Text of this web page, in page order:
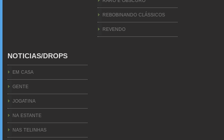
REBOBINANDO CLÁSSICOS
REVENDO
NOTICIAS/DROPS
EM CASA
GENTE
JOGATINA
NA ESTANTE
NAS TELINHAS